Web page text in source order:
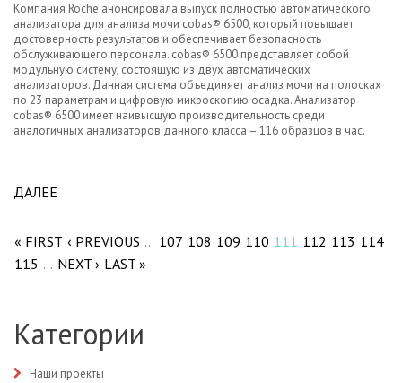
Компания Roche анонсировала выпуск полностью автоматического
анализатора для анализа мочи cobas® 6500, который повышает
достоверность результатов и обеспечивает безопасность
обслуживающего персонала. cobas® 6500 представляет собой
модульную систему, состоящую из двух автоматических
анализаторов. Данная система объединяет анализ мочи на полосках
по 23 параметрам и цифровую микроскопию осадка. Анализатор
cobas® 6500 имеет наивысшую производительность среди
аналогичных анализаторов данного класса – 116 образцов в час.
ДАЛЕЕ
« FIRST ‹ PREVIOUS … 107 108 109 110 111 112 113 114
115 … NEXT › LAST »
Категории
Наши проекты